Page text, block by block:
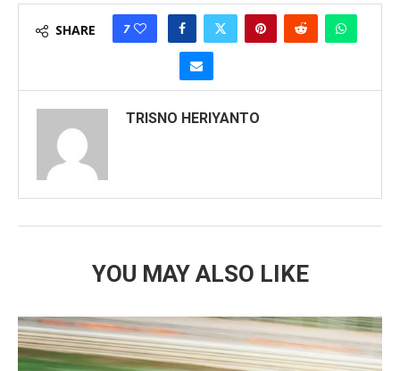
SHARE 7
TRISNO HERIYANTO
YOU MAY ALSO LIKE